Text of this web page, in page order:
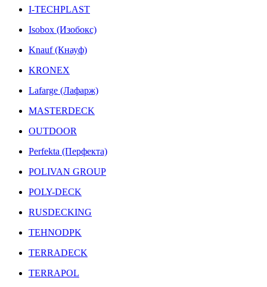
I-TECHPLAST
Isobox (Изобокс)
Knauf (Кнауф)
KRONEX
Lafarge (Лафарж)
MASTERDECK
OUTDOOR
Perfekta (Перфекта)
POLIVAN GROUP
POLY-DECK
RUSDECKING
TEHNODPK
TERRADECK
TERRAPOL